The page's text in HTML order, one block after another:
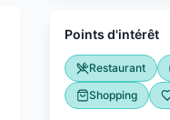
Points d'intérêt
Restaurant
Shopping